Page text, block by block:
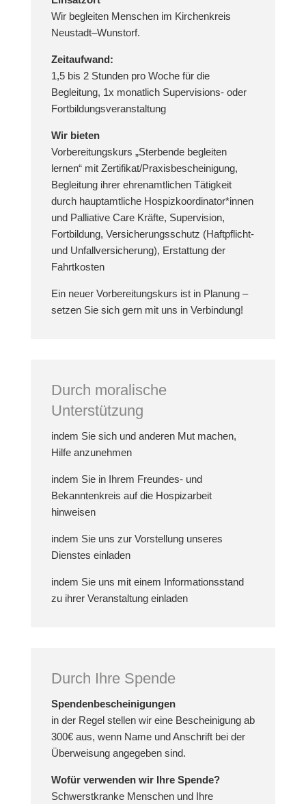
Wir begleiten Menschen im Kirchenkreis
Neustadt–Wunstorf.
Zeitaufwand:
1,5 bis 2 Stunden pro Woche für die
Begleitung, 1x monatlich Supervisions- oder
Fortbildungsveranstaltung
Wir bieten
Vorbereitungskurs „Sterbende begleiten
lernen“ mit Zertifikat/Praxisbescheinigung,
Begleitung ihrer ehrenamtlichen Tätigkeit
durch hauptamtliche Hospizkoordinator*innen
und Palliative Care Kräfte, Supervision,
Fortbildung, Versicherungsschutz (Haftpflicht-
und Unfallversicherung), Erstattung der
Fahrtkosten
Ein neuer Vorbereitungskurs ist in Planung –
setzen Sie sich gern mit uns in Verbindung!
Durch moralische
Unterstützung
indem Sie sich und anderen Mut machen,
Hilfe anzunehmen
indem Sie in Ihrem Freundes- und
Bekanntenkreis auf die Hospizarbeit
hinweisen
indem Sie uns zur Vorstellung unseres
Dienstes einladen
indem Sie uns mit einem Informationsstand
zu ihrer Veranstaltung einladen
Durch Ihre Spende
Spendenbescheinigungen
in der Regel stellen wir eine Bescheinigung ab
300€ aus, wenn Name und Anschrift bei der
Überweisung angegeben sind.
Wofür verwenden wir Ihre Spende?
Schwerstkranke Menschen und Ihre